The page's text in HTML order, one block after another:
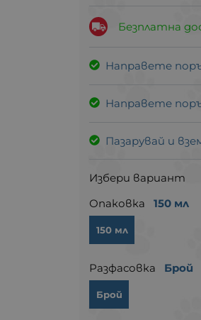
Безплатна
Направете
Направете
Пазарувай и
Избери вариант
Опаковка
150 мл
150 мл
Разфасовка Брой
Брой